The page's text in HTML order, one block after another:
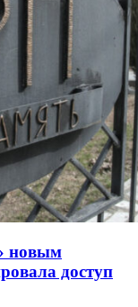
новым
доступ